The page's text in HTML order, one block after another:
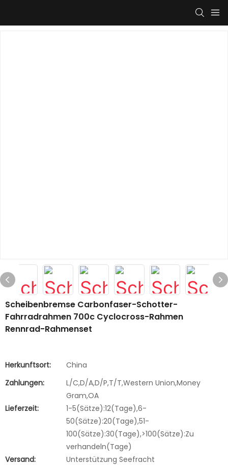
Scheibenbremse Carbonfaser-Schotter-
Fahrradrahmen 700c Cyclocross-Rahmen
Rennrad-Rahmenset
Herkunftsort:
China
Zahlungen:
L/C,D/A,D/P,T/T,Western Union,Money
Gram,OA
Lieferzeit:
1-5(Sätze):12(Tage),6-
50(Sätze):20(Tage),51-
100(Sätze):30(Tage),>100(Sätze):Zu
verhandeln(Tage)
Versand:
Unterstützung Seefracht